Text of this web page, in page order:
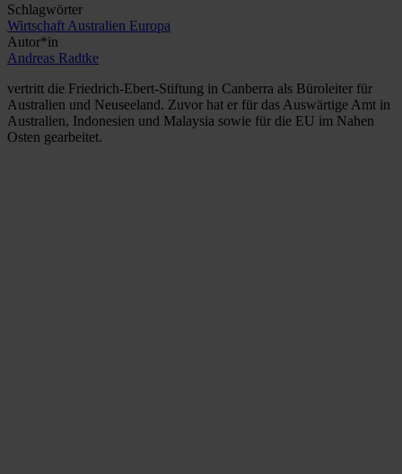
Schlagwörter
Wirtschaft Australien Europa
Autor*in
Andreas Radtke
vertritt die Friedrich-Ebert-Stiftung in Canberra als Büroleiter für
Australien und Neuseeland. Zuvor hat er für das Auswärtige Amt in
Australien, Indonesien und Malaysia sowie für die EU im Nahen
Osten gearbeitet.